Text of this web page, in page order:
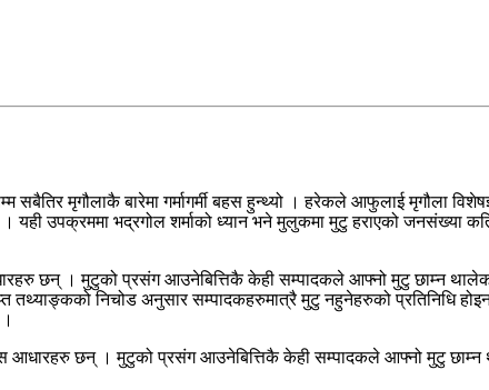
सबैतिर मृगौलाकै बारेमा गर्मागर्मी बहस हुन्थ्यो । हरेकले आफुलाई मृगौला
उपक्रममा भद्रगोल शर्माको ध्यान भने मुलुकमा मुटु हराएको जनसंख्या
छन् । मुटुको प्रसंग आउनेबित्तिकै केही सम्पादकले आफ्नो मुटु छाम्‍न
निचोड अनुसार सम्पादकहरुमात्रै मुटु नहुनेहरुको प्रतिनिधि
आधारहरु छन् । मुटुको प्रसंग आउनेबित्तिकै केही सम्पादकले आफ्नो मुटु